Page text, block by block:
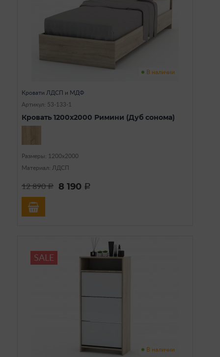
В наличии
Кровати ЛДСП и МДФ
Артикул: 53-133-1
Кровать 1200х2000 Римини (Дуб сонома)
Размеры: 1200х2000
Материал: ЛДСП
12 890a 8 190 a
SALE
В наличии